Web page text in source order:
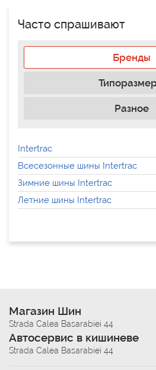
Часто спрашивают
Бренды
Разное
Intertrac
Всесезонные шины Intertrac
Зимние шины Intertrac
Летние шины Intertrac
Магазин Шин
Strada Calea Basarabiei 44
Автосервис в кишиневе
Strada Calea Basarabiei 44